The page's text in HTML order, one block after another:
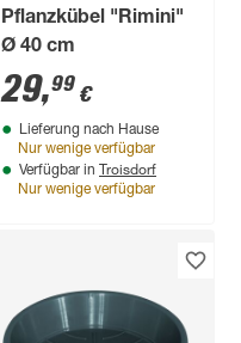
Pflanzkübel "Rimini"
Ø 40 cm
29,99 €
Lieferung nach Hause
Nur wenige verfügbar
Verfügbar in Troisdorf
Nur wenige verfügbar